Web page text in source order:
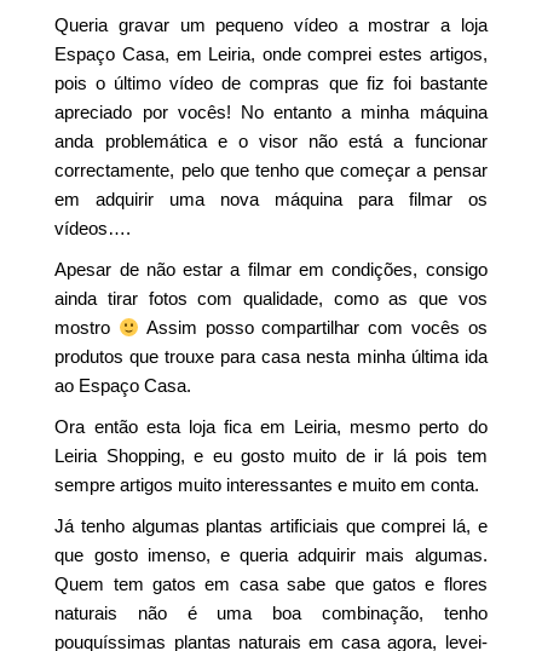
Queria gravar um pequeno vídeo a mostrar a loja
Espaço Casa, em Leiria, onde comprei estes artigos,
pois o último vídeo de compras que fiz foi bastante
apreciado por vocês! No entanto a minha máquina
anda problemática e o visor não está a funcionar
correctamente, pelo que tenho que começar a pensar
em adquirir uma nova máquina para filmar os
vídeos….
Apesar de não estar a filmar em condições, consigo
ainda tirar fotos com qualidade, como as que vos
mostro
Assim posso compartilhar com vocês os
produtos que trouxe para casa nesta minha última ida
ao Espaço Casa.
Ora então esta loja fica em Leiria, mesmo perto do
Leiria Shopping, e eu gosto muito de ir lá pois tem
sempre artigos muito interessantes e muito em conta.
Já tenho algumas plantas artificiais que comprei lá, e
que gosto imenso, e queria adquirir mais algumas.
Quem tem gatos em casa sabe que gatos e flores
naturais não é uma boa combinação, tenho
pouquíssimas plantas naturais em casa agora, levei-